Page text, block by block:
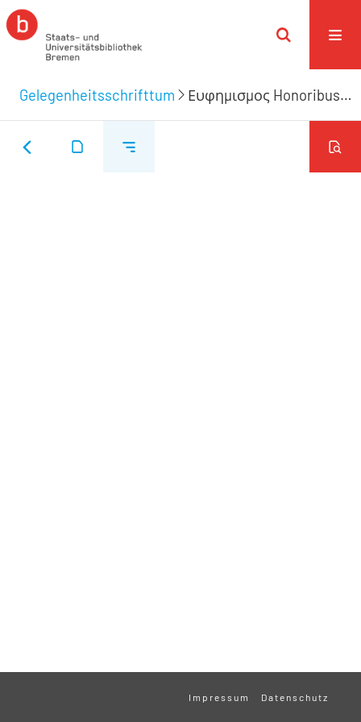
Gelegenheitsschrifttum Ευφημισμος Honoribus Consularibus Viri Magnifici, Prænobilissimi atque Consultissimi, ... Domini Jacobi Hünekenii, JCti Excellentissimi Avi Sui Honoratissimi
Impressum Datenschutz